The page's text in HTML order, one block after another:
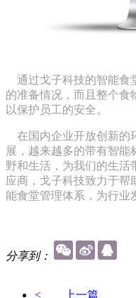
通过戈子科技的智能食
的准备情况，而且整个食
以保护员工的安全。
在国内企业开放创新的
展，越来越多的带有智能
野和生活，为我们的生活
应商，戈子科技致力于帮
能食堂管理体系，为行业
分享到：
< 上一篇